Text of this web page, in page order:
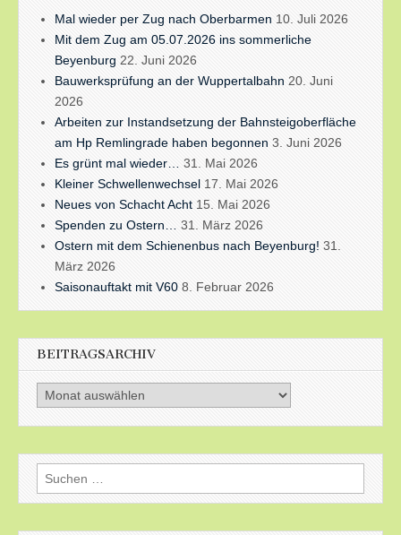
Mal wieder per Zug nach Oberbarmen 10. Juli 2026
Mit dem Zug am 05.07.2026 ins sommerliche
Beyenburg 22. Juni 2026
Bauwerksprüfung an der Wuppertalbahn 20. Juni
2026
Arbeiten zur Instandsetzung der Bahnsteigoberfläche
am Hp Remlingrade haben begonnen 3. Juni 2026
Es grünt mal wieder…
31. Mai 2026
Kleiner Schwellenwechsel 17. Mai 2026
Neues von Schacht Acht 15. Mai 2026
Spenden zu Ostern…
31. März 2026
Ostern mit dem Schienenbus nach Beyenburg! 31.
März 2026
Saisonauftakt mit V60 8. Februar 2026
BEITRAGSARCHIV
Beitragsarchiv
Suchen
nach: